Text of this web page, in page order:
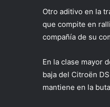
Otro aditivo en la
que compite en
compañía de su
En la clase mayor
baja del Citroën
mantiene en la